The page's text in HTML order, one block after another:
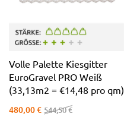
Volle Palette Kiesgitter
EuroGravel PRO Weiß
(33,13m2 = €14,48 pro qm)
480,00 € 544,50 €